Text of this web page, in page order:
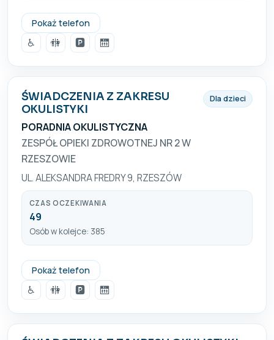
Pokaż telefon
+48 17 223 15 00
♿
🚻 🅿️ 🛗
ŚWIADCZENIA Z ZAKRESU
OKULISTYKI
PORADNIA OKULISTYCZNA
ZESPÓŁ OPIEKI ZDROWOTNEJ NR 2 W
RZESZOWIE
UL. ALEKSANDRA FREDRY 9, RZESZÓW
Dla dzieci
CZAS OCZEKIWANIA
49
Osób w kolejce: 385
Pokaż telefon
+48 17 861 36 00
♿
🚻 🅿️ 🛗